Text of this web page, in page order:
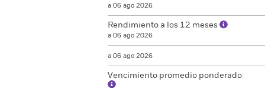
a 06 ago 2026
Rendimiento a los 12 meses
a 06 ago 2026
a 06 ago 2026
Vencimiento promedio ponderado